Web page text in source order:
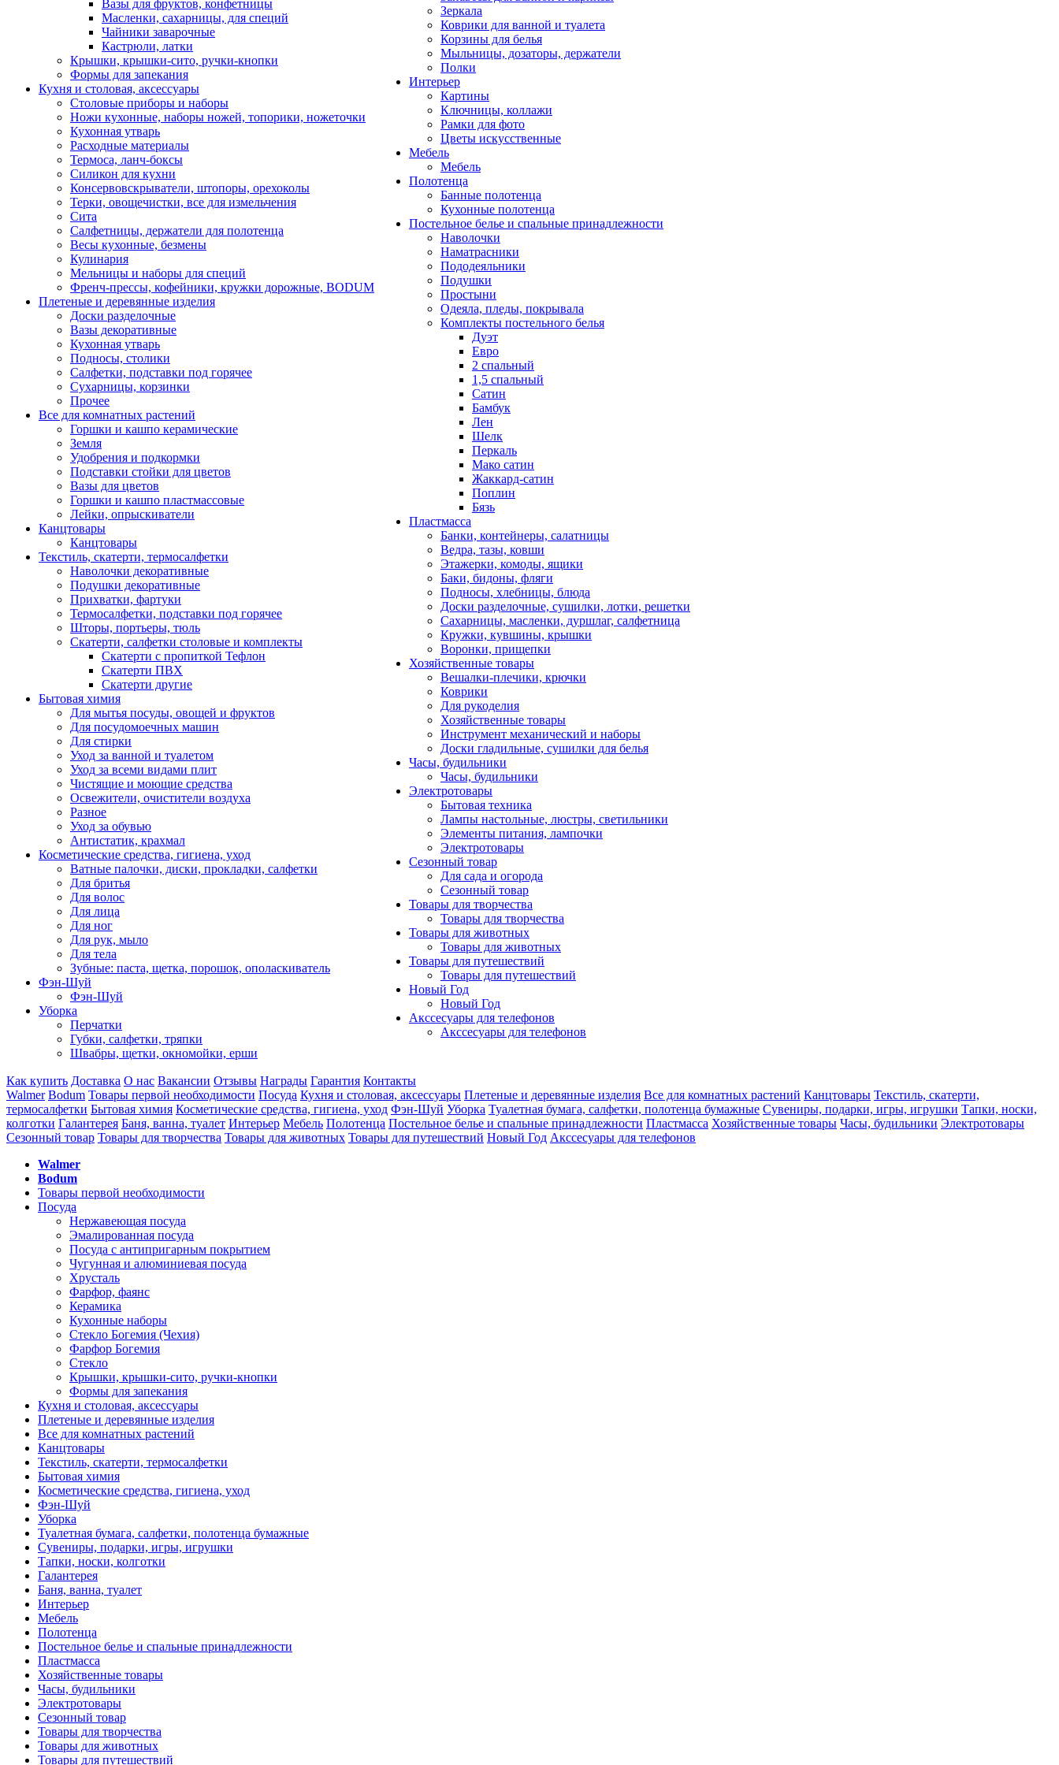
Вазы для фруктов, конфетницы
Масленки, сахарницы, для специй
Чайники заварочные
Кастрюли, латки
Крышки, крышки-сито, ручки-кнопки
Формы для запекания
Кухня и столовая, аксессуары
Столовые приборы и наборы
Ножи кухонные, наборы ножей, топорики, ножеточки
Кухонная утварь
Расходные материалы
Термоса, ланч-боксы
Силикон для кухни
Консервовскрыватели, штопоры, орехоколы
Терки, овощечистки, все для измельчения
Сита
Салфетницы, держатели для полотенца
Весы кухонные, безмены
Кулинария
Мельницы и наборы для специй
Френч-прессы, кофейники, кружки дорожные, BODUM
Плетеные и деревянные изделия
Доски разделочные
Вазы декоративные
Кухонная утварь
Подносы, столики
Салфетки, подставки под горячее
Сухарницы, корзинки
Прочее
Все для комнатных растений
Горшки и кашпо керамические
Земля
Удобрения и подкормки
Подставки стойки для цветов
Вазы для цветов
Горшки и кашпо пластмассовые
Лейки, опрыскиватели
Канцтовары
Канцтовары
Текстиль, скатерти, термосалфетки
Наволочки декоративные
Подушки декоративные
Прихватки, фартуки
Термосалфетки, подставки под горячее
Шторы, портьеры, тюль
Скатерти, салфетки столовые и комплекты
Скатерти с пропиткой Тефлон
Скатерти ПВХ
Скатерти другие
Бытовая химия
Для мытья посуды, овощей и фруктов
Для посудомоечных машин
Для стирки
Уход за ванной и туалетом
Уход за всеми видами плит
Чистящие и моющие средства
Освежители, очистители воздуха
Разное
Уход за обувью
Антистатик, крахмал
Косметические средства, гигиена, уход
Ватные палочки, диски, прокладки, салфетки
Для бритья
Для волос
Для лица
Для ног
Для рук, мыло
Для тела
Зубные: паста, щетка, порошок, ополаскиватель
Фэн-Шуй
Фэн-Шуй
Уборка
Перчатки
Губки, салфетки, тряпки
Швабры, щетки, окномойки, ерши
Зеркала
Коврики для ванной и туалета
Корзины для белья
Мыльницы, дозаторы, держатели
Полки
Интерьер
Картины
Ключницы, коллажи
Рамки для фото
Цветы искусственные
Мебель
Мебель
Полотенца
Банные полотенца
Кухонные полотенца
Постельное белье и спальные принадлежности
Наволочки
Наматрасники
Пододеяльники
Подушки
Простыни
Одеяла, пледы, покрывала
Комплекты постельного белья
Дуэт
Евро
2 спальный
1,5 спальный
Сатин
Бамбук
Лен
Шелк
Перкаль
Мако сатин
Жаккард-сатин
Поплин
Бязь
Пластмасса
Банки, контейнеры, салатницы
Ведра, тазы, ковши
Этажерки, комоды, ящики
Баки, бидоны, фляги
Подносы, хлебницы, блюда
Доски разделочные, сушилки, лотки, решетки
Сахарницы, масленки, дуршлаг, салфетница
Кружки, кувшины, крышки
Воронки, прищепки
Хозяйственные товары
Вешалки-плечики, крючки
Коврики
Для рукоделия
Хозяйственные товары
Инструмент механический и наборы
Доски гладильные, сушилки для белья
Часы, будильники
Часы, будильники
Электротовары
Бытовая техника
Лампы настольные, люстры, светильники
Элементы питания, лампочки
Электротовары
Сезонный товар
Для сада и огорода
Сезонный товар
Товары для творчества
Товары для творчества
Товары для животных
Товары для животных
Товары для путешествий
Товары для путешествий
Новый Год
Новый Год
Акссесуары для телефонов
Акссесуары для телефонов
Как купить Доставка О нас Вакансии Отзывы Награды Гарантия Контакты
Walmer Bodum Товары первой необходимости Посуда Кухня и столовая, аксессуары Плетеные и деревянные изделия Все для комнатных растений Канцтовары Текстиль, скатерти,
термосалфетки Бытовая химия Косметические средства, гигиена, уход Фэн-Шуй Уборка Туалетная бумага, салфетки, полотенца бумажные Сувениры, подарки, игры, игрушки Тапки, носки,
колготки Галантерея Баня, ванна, туалет Интерьер Мебель Полотенца Постельное белье и спальные принадлежности Пластмасса Хозяйственные товары Часы, будильники Электротовары
Сезонный товар Товары для творчества Товары для животных Товары для путешествий Новый Год Акссесуары для телефонов
Walmer
Bodum
Товары первой необходимости
Посуда
Нержавеющая посуда
Эмалированная посуда
Посуда с антипригарным покрытием
Чугунная и алюминиевая посуда
Хрусталь
Фарфор, фаянс
Керамика
Кухонные наборы
Стекло Богемия (Чехия)
Фарфор Богемия
Стекло
Крышки, крышки-сито, ручки-кнопки
Формы для запекания
Кухня и столовая, аксессуары
Плетеные и деревянные изделия
Все для комнатных растений
Канцтовары
Текстиль, скатерти, термосалфетки
Бытовая химия
Косметические средства, гигиена, уход
Фэн-Шуй
Уборка
Туалетная бумага, салфетки, полотенца бумажные
Сувениры, подарки, игры, игрушки
Тапки, носки, колготки
Галантерея
Баня, ванна, туалет
Интерьер
Мебель
Полотенца
Постельное белье и спальные принадлежности
Пластмасса
Хозяйственные товары
Часы, будильники
Электротовары
Сезонный товар
Товары для творчества
Товары для животных
Товары для путешествий